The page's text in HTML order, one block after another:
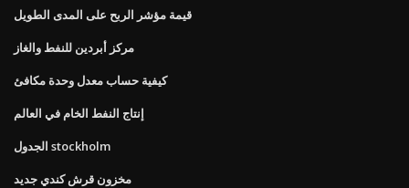
قيمة مؤشر الربح على المدى الطويل
مركز أبردين للنفط والغاز
كيفية حساب معدل وحدة مكافئ
إنتاج النفط الخام في العالم
الجدول stockholm
مخزون قرش كندي جديد